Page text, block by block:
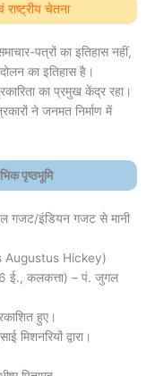
राष्ट्रीय चेतना
पत्रों का इतिहास नहीं,
का इतिहास है।
का प्रमुख केंद्र रहा।
ने जनमत निर्माण में
पृष्ठभूमि
गजट/इंडियन गजट से मानी
Augustus Hickey)
ई., कलकत्ता) – पं. जुगल
हुए।
मिशनरियों द्वारा।